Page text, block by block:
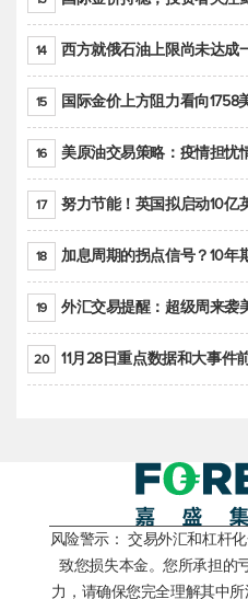
14 西方就俄石油上限尚未达成
15 国际金价上方阻力看向1758
16 美原油交易策略：疫情担忧
17 努力节能！英国拟启动10亿
18 加息周期的拐点信号？10年期美
19 外汇交易提醒：超级周来袭
20 11月28日重点数据和大事件
风险警示： 交易外汇和杠杆
致您损失本金。您所承担的
力，请确保您完全理解其中